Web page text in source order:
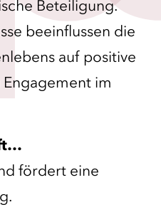
Beteiligung.
beeinflussen die
auf positive
im
fördert eine